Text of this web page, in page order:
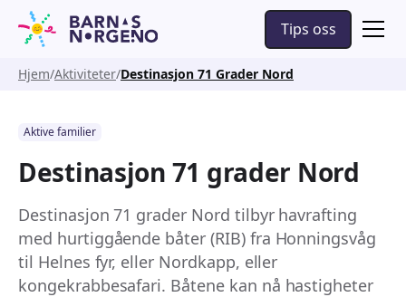
Tips oss
Hjem Aktiviteter Destinasjon 71 Grader Nord
Aktive familier
Destinasjon 71 grader Nord
Destinasjon 71 grader Nord tilbyr havrafting
med hurtiggående båter (RIB) fra Honningsvåg
til Helnes fyr, eller Nordkapp, eller
kongekrabbesafari. Båtene kan nå hastigheter